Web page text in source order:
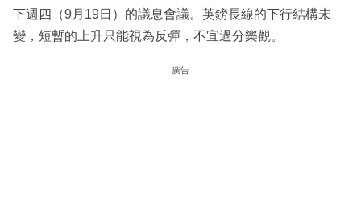
下週四（9月19日）的議息會議。英鎊長線的下行結構未
變，短暫的上升只能視為反彈，不宜過分樂觀。
廣告